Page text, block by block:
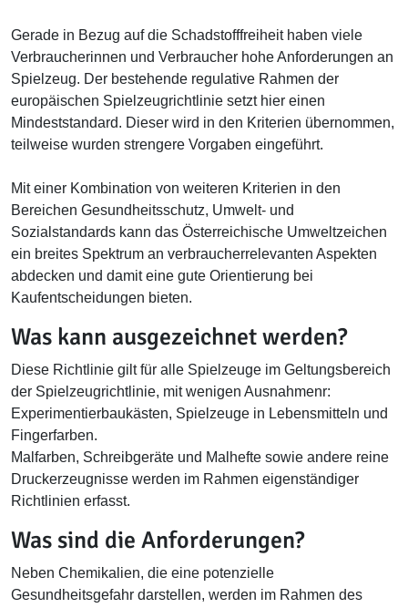
Gerade in Bezug auf die Schadstofffreiheit haben viele
Verbraucherinnen und Verbraucher hohe Anforderungen an
Spielzeug. Der bestehende regulative Rahmen der
europäischen Spielzeugrichtlinie setzt hier einen
Mindeststandard. Dieser wird in den Kriterien übernommen,
teilweise wurden strengere Vorgaben eingeführt.
Mit einer Kombination von weiteren Kriterien in den
Bereichen Gesundheitsschutz, Umwelt- und
Sozialstandards kann das Österreichische Umweltzeichen
ein breites Spektrum an verbraucherrelevanten Aspekten
abdecken und damit eine gute Orientierung bei
Kaufentscheidungen bieten.
Was kann ausgezeichnet werden?
Diese Richtlinie gilt für alle Spielzeuge im Geltungsbereich
der Spielzeugrichtlinie, mit wenigen Ausnahmenr:
Experimentierbaukästen, Spielzeuge in Lebensmitteln und
Fingerfarben.
Malfarben, Schreibgeräte und Malhefte sowie andere reine
Druckerzeugnisse werden im Rahmen eigenständiger
Richtlinien erfasst.
Was sind die Anforderungen?
Neben Chemikalien, die eine potenzielle
Gesundheitsgefahr darstellen, werden im Rahmen des